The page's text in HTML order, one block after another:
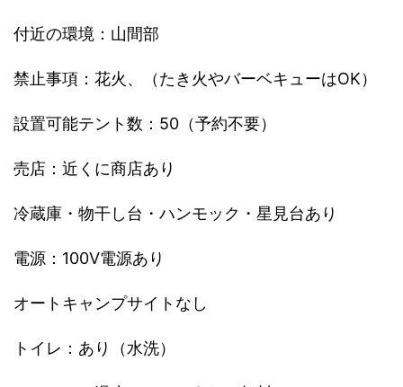
付近の環境：山間部
禁止事項：花火、（たき火やバーベキューはOK）
設置可能テント数：50（予約不要）
売店：近くに商店あり
冷蔵庫・物干し台・ハンモック・星見台あり
電源：100V電源あり
オートキャンプサイトなし
トイレ：あり（水洗）